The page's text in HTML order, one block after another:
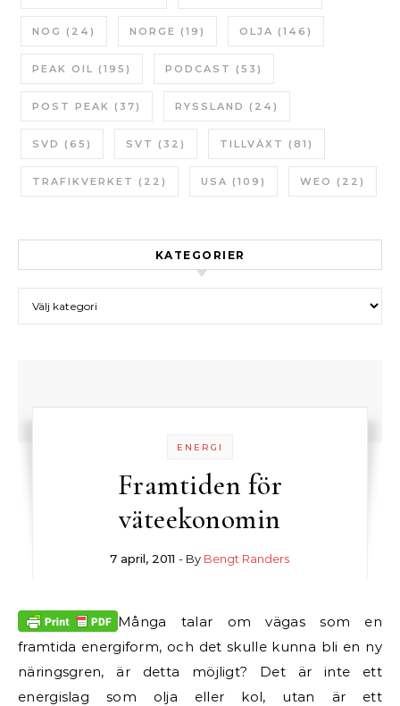
NOG (24) NORGE (19) OLJA (146)
PEAK OIL (195) PODCAST (53)
POST PEAK (37) RYSSLAND (24)
SVD (65) SVT (32) TILLVÄXT (81)
TRAFIKVERKET (22) USA (109) WEO (22)
KATEGORIER
ENERGI
Framtiden för
väteekonomin
7 april, 2011 - By Bengt Randers
Många talar om vägas som en
framtida energiform, och det skulle kunna bli en ny
näringsgren, är detta möjligt? Det är inte ett
energislag som olja eller kol, utan är ett